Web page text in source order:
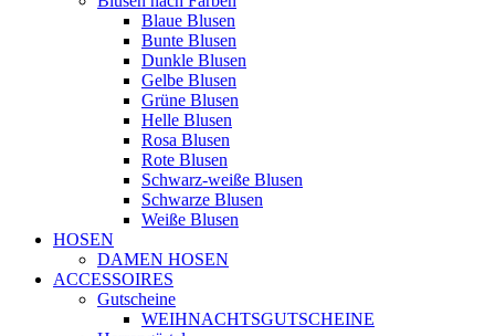
Blaue Blusen
Bunte Blusen
Dunkle Blusen
Gelbe Blusen
Grüne Blusen
Helle Blusen
Rosa Blusen
Rote Blusen
Schwarz-weiße Blusen
Schwarze Blusen
Weiße Blusen
HOSEN
DAMEN HOSEN
ACCESSOIRES
Gutscheine
WEIHNACHTSGUTSCHEINE